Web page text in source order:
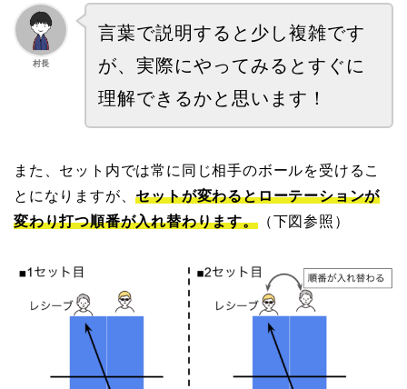
村長
言葉で説明すると少し複雑です
が、実際にやってみるとすぐに
理解できるかと思います！
また、セット内では常に同じ相手のボールを受けるこ
とになりますが、セットが変わるとローテーションが
変わり打つ順番が入れ替わります。（下図参照）